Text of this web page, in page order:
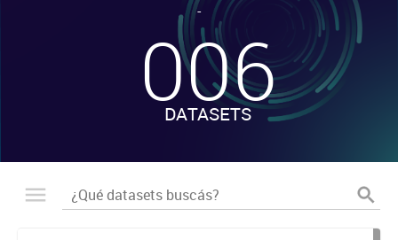
-
006
DATASETS